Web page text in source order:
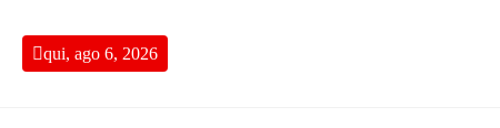
content
qui, ago 6, 2026